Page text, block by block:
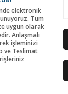
elektronik
Tüm
uygun olarak
Anlaşmalı
işleminizi
ve Teslimat